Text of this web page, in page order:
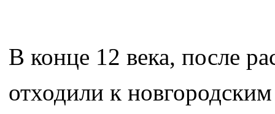
В конце 12 века, после
отходили к